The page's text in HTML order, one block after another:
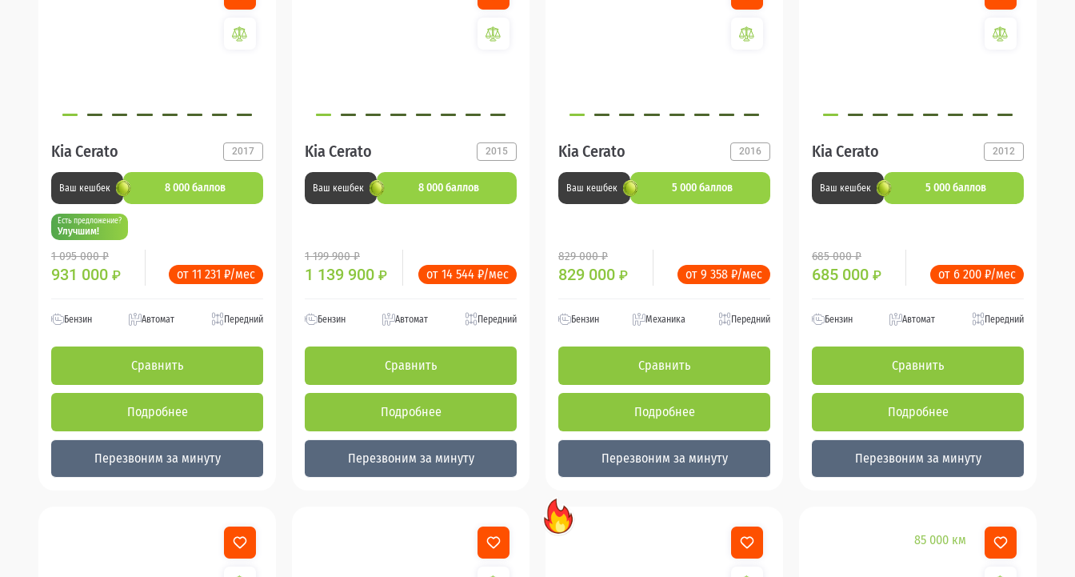
Kia Cerato 2017
Ваш кешбек 8 000 баллов
Есть предложение?
Улучшим!
1 095 000 ₽
931 000 ₽ от 11 231 ₽/мес
Бензин Автомат Передний
Сравнить
Подробнее
Перезвоним за минуту
Kia Cerato 2015
Ваш кешбек 8 000 баллов
1 199 900 ₽
1 139 900 ₽ от 14 544 ₽/мес
Бензин Автомат Передний
Сравнить
Подробнее
Перезвоним за минуту
Kia Cerato 2016
Ваш кешбек 5 000 баллов
829 000 ₽
829 000 ₽ от 9 358 ₽/мес
Бензин Механика Передний
Сравнить
Подробнее
Перезвоним за минуту
Kia Cerato 2012
Ваш кешбек 5 000 баллов
685 000 ₽
685 000 ₽ от 6 200 ₽/мес
Бензин Автомат Передний
Сравнить
Подробнее
Перезвоним за минуту
85 000 км